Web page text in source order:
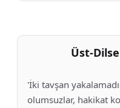
Üst-
'İki tavşan
olumsuzlar, hakikat